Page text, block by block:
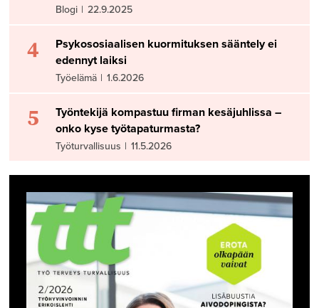
Blogi | 22.9.2025
4
Psykososiaalisen kuormituksen sääntely ei
edennyt laiksi
Työelämä | 1.6.2026
5
Työntekijä kompastuu firman kesäjuhlissa –
onko kyse työtapaturmasta?
Työturvallisuus | 11.5.2026